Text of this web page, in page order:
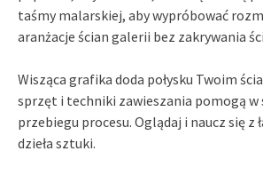
taśmy malarskiej, aby wypróbować
aranżacje ścian galerii bez zakrywania
Wisząca grafika doda połysku Twoim
sprzęt i techniki zawieszania pomogą w
przebiegu procesu. Oglądaj i naucz się z
dzieła sztuki.